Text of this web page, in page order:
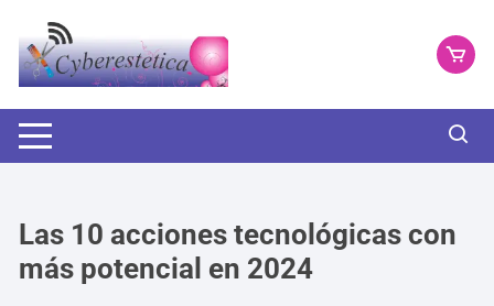
contenido
Las 10 acciones tecnológicas con
más potencial en 2024